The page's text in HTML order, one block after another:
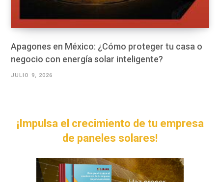
Apagones en México: ¿Cómo proteger tu casa o
negocio con energía solar inteligente?
JULIO 9, 2026
¡Impulsa el crecimiento de tu empresa
de paneles solares!